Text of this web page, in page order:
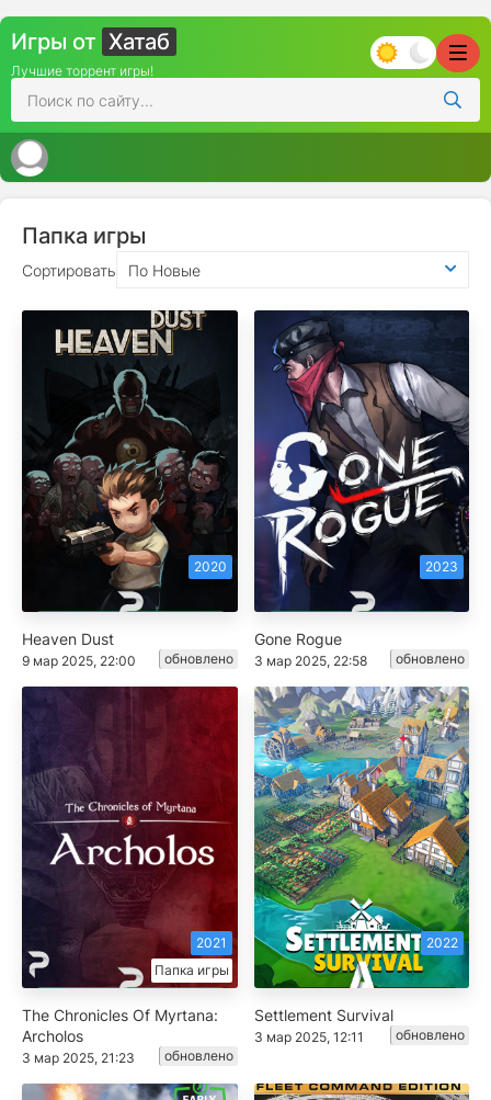
Игры от Хатаб
Лучшие торрент игры!
Папка игры
Сортировать По Новые
2020
Heaven Dust
9 мар 2025, 22:00 обновлено
2023
Gone Rogue
3 мар 2025, 22:58 обновлено
Папка игры
2021
The Chronicles Of Myrtana:
Archolos
3 мар 2025, 21:23 обновлено
2022
Settlement Survival
3 мар 2025, 12:11 обновлено